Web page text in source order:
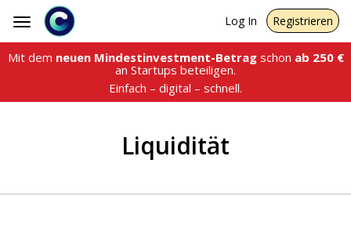
Toggle
navigation
Log In Registrieren
Mit dem neuen Mindestinvestment-Betragschon ab 250€
an Startups beteiligen.
Einfach – digital – schnell.
Liquidität